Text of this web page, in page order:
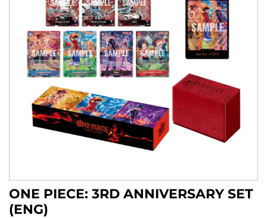
ONE PIECE: 3RD ANNIVERSARY SET
(ENG)